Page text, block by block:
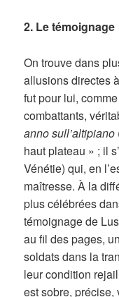
2. Le témoignage
On trouve dans
allusions directes
fut pour lui,
combattants,
anno sull’altipiano
haut plateau » ; il
Vénétie) qui, en
maîtresse. À la
plus célébrées
témoignage de
au fil des pages,
soldats dans la
leur condition
est sobre,